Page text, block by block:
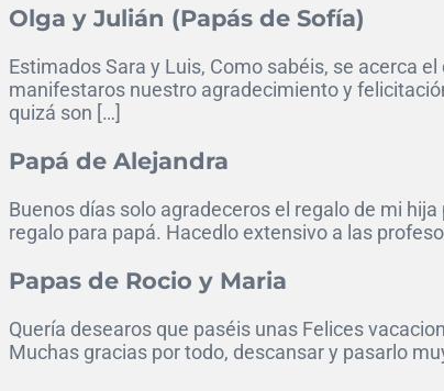
Olga y Julián (Papás de Sofía)
Estimados Sara y Luis, Como sabéis, se acerca
manifestaros nuestro agradecimiento y
quizá son […]
Papá de Alejandra
Buenos días solo agradeceros el regalo de mi
regalo para papá. Hacedlo extensivo a las
Papas de Rocio y Maria
Quería desearos que paséis unas Felices
Muchas gracias por todo, descansar y pasarlo